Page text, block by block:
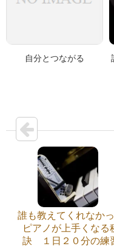
自分とつながる
誰も教えてくれなか
ピアノが上手くなる
訣 １日２０分の練